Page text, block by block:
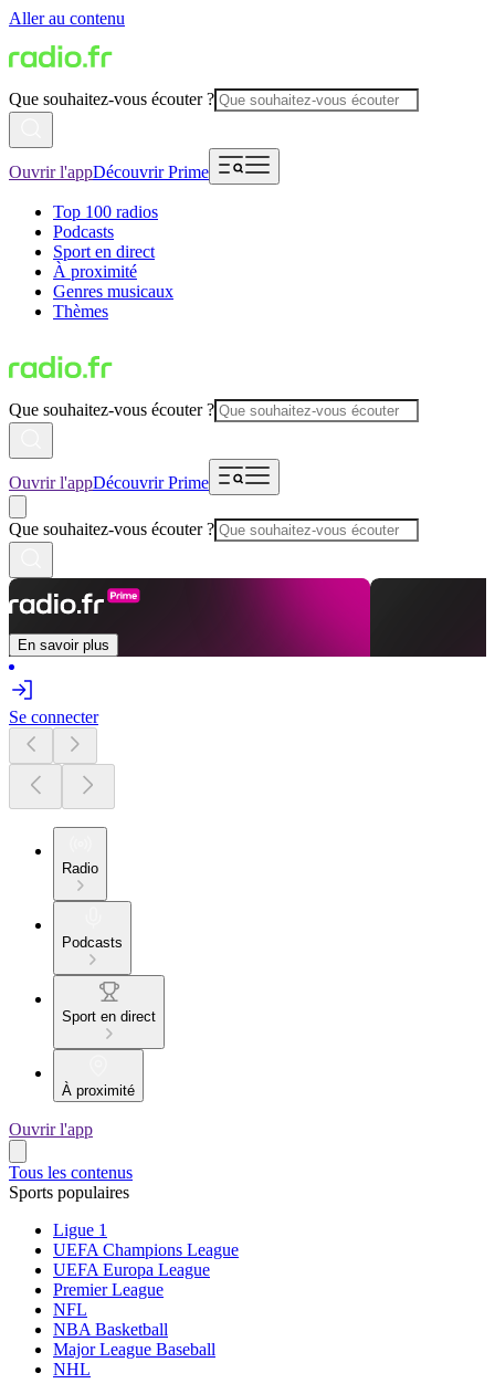
Aller au contenu
Que souhaitez-vous écouter ?
Ouvrir l'appDécouvrir Prime
Top 100 radios
Podcasts
Sport en direct
À proximité
Genres musicaux
Thèmes
Que souhaitez-vous écouter ?
Ouvrir l'appDécouvrir Prime
Que souhaitez-vous écouter ?
En savoir plus
Se connecter
Radio
Podcasts
Sport en direct
À proximité
Ouvrir l'app
Tous les contenus
Sports populaires
Ligue 1
UEFA Champions League
UEFA Europa League
Premier League
NFL
NBA Basketball
Major League Baseball
NHL